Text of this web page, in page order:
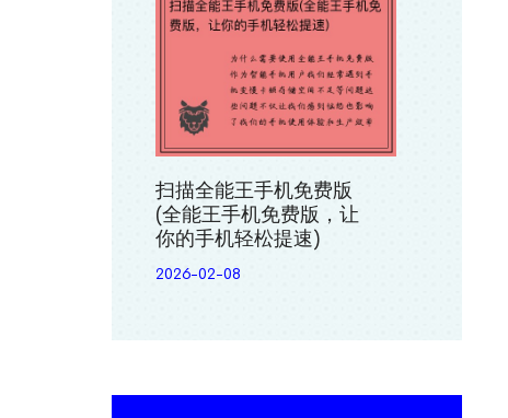
扫描全能王手机免费版
(全能王手机免费版，让
你的手机轻松提速)
2026-02-08